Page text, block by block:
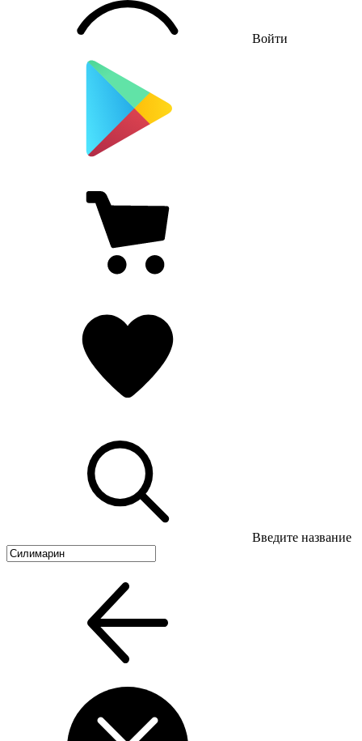
Войти
Введите название